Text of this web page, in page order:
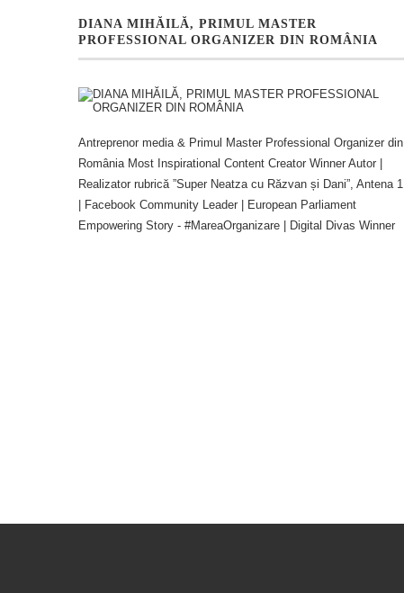
DIANA MIHĂILĂ, PRIMUL MASTER
PROFESSIONAL ORGANIZER DIN ROMÂNIA
Antreprenor media & Primul Master Professional Organizer din
România Most Inspirational Content Creator Winner Autor |
Realizator rubrică ”Super Neatza cu Răzvan și Dani”, Antena 1
| Facebook Community Leader | European Parliament
Empowering Story - #MareaOrganizare | Digital Divas Winner